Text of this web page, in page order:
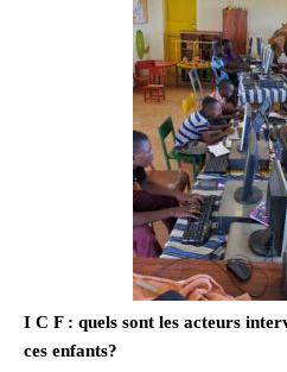
I C F : quels sont les acteurs
ces enfants?